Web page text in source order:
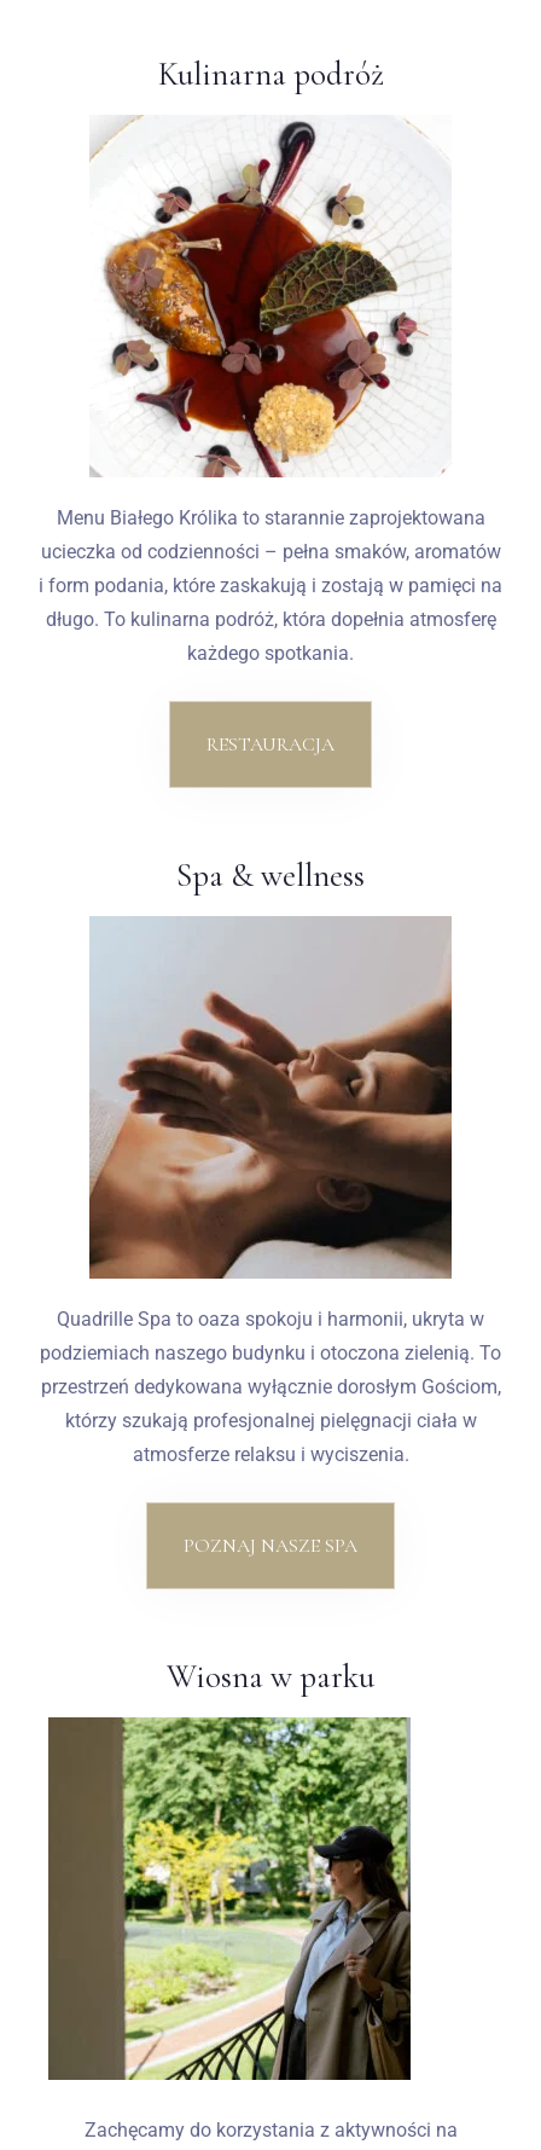
Kulinarna podróż
Menu Białego Królika to starannie zaprojektowana
ucieczka od codzienności – pełna smaków, aromatów
i form podania, które zaskakują i zostają w pamięci na
długo. To kulinarna podróż, która dopełnia atmosferę
każdego spotkania.
RESTAURACJA
Spa & wellness
Quadrille Spa to oaza spokoju i harmonii, ukryta w
podziemiach naszego budynku i otoczona zielenią. To
przestrzeń dedykowana wyłącznie dorosłym Gościom,
którzy szukają profesjonalnej pielęgnacji ciała w
atmosferze relaksu i wyciszenia.
POZNAJ NASZE SPA
Wiosna w parku
Zachęcamy do korzystania z aktywności na